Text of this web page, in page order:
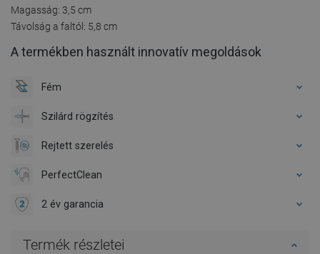
Magasság: 3,5 cm
Távolság a faltól: 5,8 cm
A termékben használt innovatív megoldások
Fém
Szilárd rögzítés
Rejtett szerelés
PerfectClean
2 év garancia
Termék részletei